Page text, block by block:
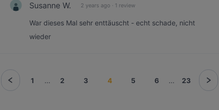
Susanne W. 2 years ago · 1 review
War dieses Mal sehr enttäuscht - echt schade, nicht
wieder
1 ... 2 3 4 5 6 ... 23